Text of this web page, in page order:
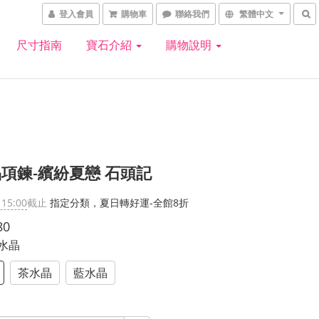
登入會員 購物車 聯絡我們 繁體中文
尺寸指南 寶石介紹 購物說明
鍊-繽紛夏戀 石頭記
截止 指定分類，夏日轉好運-全館8折
晶
茶水晶 藍水晶